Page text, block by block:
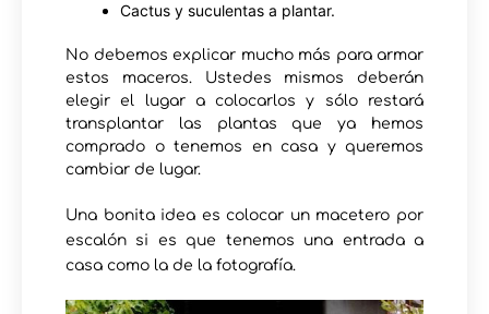
Cactus y suculentas a plantar.
No debemos explicar mucho más para armar
estos maceros. Ustedes mismos deberán
elegir el lugar a colocarlos y sólo restará
transplantar las plantas que ya hemos
comprado o tenemos en casa y queremos
cambiar de lugar.
Una bonita idea es colocar un macetero por
escalón si es que tenemos una entrada a
casa como la de la fotografía.